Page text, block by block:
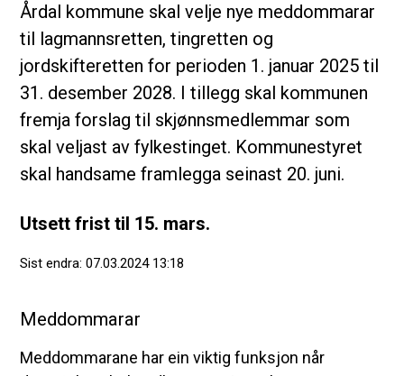
Årdal kommune skal velje nye meddommarar
til lagmannsretten, tingretten og
jordskifteretten for perioden 1. januar 2025 til
31. desember 2028. I tillegg skal kommunen
fremja forslag til skjønnsmedlemmar som
skal veljast av fylkestinget. Kommunestyret
skal handsame framlegga seinast 20. juni.
Utsett frist til 15. mars.
Sist endra 07.03.2024 13:18
Meddommarar
Meddommarane har ein viktig funksjon når